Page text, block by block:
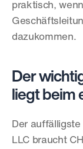
praktisch,
dazukommen.
Der
liegt beim
Der
LLC braucht